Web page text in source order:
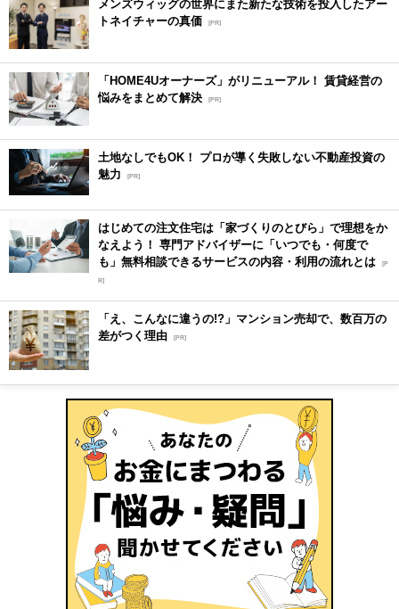
メンズウィッグの世界にまた新たな技術を投入したアー
トネイチャーの真価 [PR]
「HOME4Uオーナーズ」がリニューアル！ 賃貸経営の
悩みをまとめて解決 [PR]
土地なしでもOK！ プロが導く失敗しない不動産投資の
魅力
[PR]
はじめての注文住宅は「家づくりのとびら」で理想をか
なえよう！ 専門アドバイザーに「いつでも・何度で
も」無料相談できるサービスの内容・利用の流れとは [P
R]
「え、こんなに違うの!?」マンション売却で、数百万の
差がつく理由 [PR]